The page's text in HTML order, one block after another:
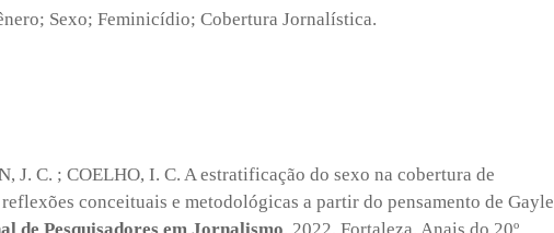
Sexo; Feminicídio; Cobertura Jornalística.
J. C. ; COELHO, I. C. A estratificação do sexo na cobertura de
conceituais e metodológicas a partir do pensamento de Gayle